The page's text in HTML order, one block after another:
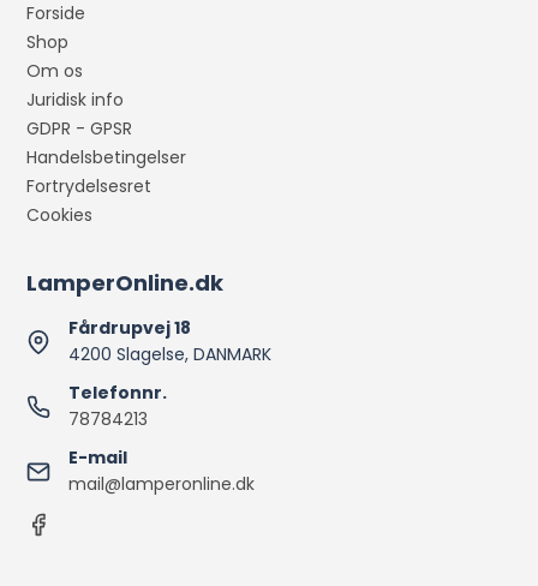
Forside
Shop
Om os
Juridisk info
GDPR - GPSR
Handelsbetingelser
Fortrydelsesret
Cookies
LamperOnline.dk
Fårdrupvej 18
4200 Slagelse, DANMARK
Telefonnr.
78784213
E-mail
mail@lamperonline.dk